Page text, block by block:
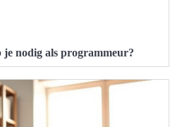
je nodig als programmeur?